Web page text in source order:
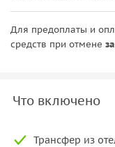
Для предоплаты и
средств при отмене
Что включено
Трансфер из